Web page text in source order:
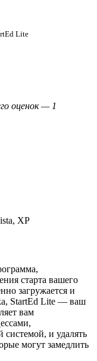
Lite
оценок — 1
XP
старта вашего
загружается и
StartEd Lite — ваш
вам
и удалять
могут замедлить